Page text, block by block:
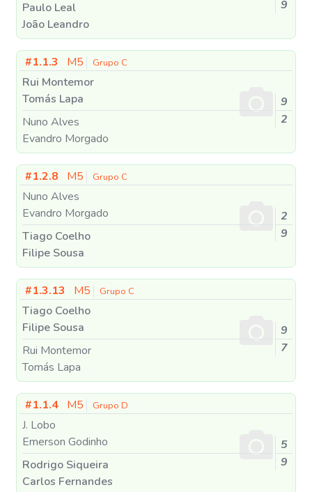
Paulo Leal
João Leandro
9
#1.1.3 M5 Grupo C
Rui Montemor
Tomás Lapa
Nuno Alves
Evandro Morgado
9
2
#1.2.8 M5 Grupo C
Nuno Alves
Evandro Morgado
Tiago Coelho
Filipe Sousa
2
9
#1.3.13 M5 Grupo C
Tiago Coelho
Filipe Sousa
Rui Montemor
Tomás Lapa
9
7
#1.1.4 M5 Grupo D
J. Lobo
Emerson Godinho
Rodrigo Siqueira
Carlos Fernandes
5
9